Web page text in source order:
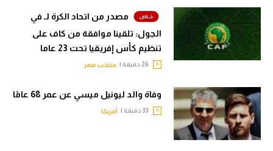
مصدر من اتحاد الكرة لـ في
الجول: تلقينا موافقة من كاف على
تنظيم كأس إفريقيا تحت 23 عاما
منتخب مصر
وفاة والد ليونيل ميسي عن عمر 68 عامًا
أمريكا